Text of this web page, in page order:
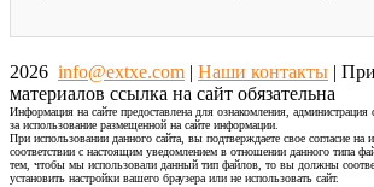
2026 info@extxe.com Наши контакты |
материалов ссылка на сайт обязательна
Информация на сайте предоставлена для ознакомления, администрация
за использование размещенной на сайте информации.
При использовании данного сайта, вы подтверждаете свое согласие на
соответствии с настоящим уведомлением в отношении данного типа
тем, чтобы мы использовали данный тип файлов, то вы должны
установить настройки вашего браузера или не использовать сайт.